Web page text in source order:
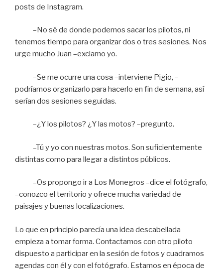
posts de Instagram.
–No sé de donde podemos sacar los pilotos, ni
tenemos tiempo para organizar dos o tres sesiones. Nos
urge mucho Juan –exclamo yo.
–Se me ocurre una cosa –interviene Pigio, –
podríamos organizarlo para hacerlo en fin de semana, así
serían dos sesiones seguidas.
–¿Y los pilotos? ¿Y las motos? –pregunto.
–Tú y yo con nuestras motos. Son suficientemente
distintas como para llegar a distintos públicos.
–Os propongo ir a Los Monegros –dice el fotógrafo,
–conozco el territorio y ofrece mucha variedad de
paisajes y buenas localizaciones.
Lo que en principio parecía una idea descabellada
empieza a tomar forma. Contactamos con otro piloto
dispuesto a participar en la sesión de fotos y cuadramos
agendas con él y con el fotógrafo. Estamos en época de